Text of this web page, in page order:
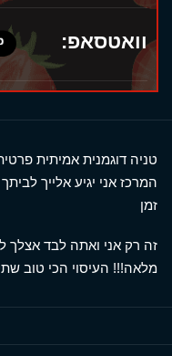
וואטסאפ:
טניה דוגמנית אמיתית
המרכז אני יגיע אלייך
זמן
זה רק אני ואתה לבד אצלך
מלאה!!! העיסוי הכי טוב